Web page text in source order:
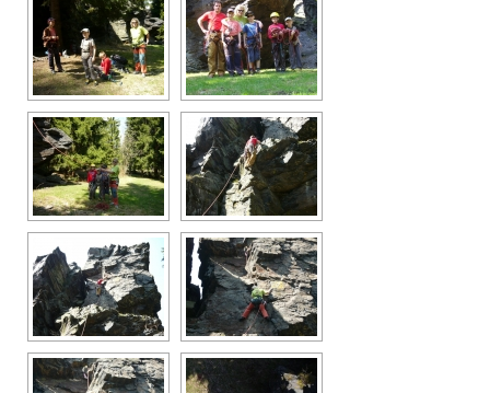
2016
2015
2014
2013
2012
2011
2010
2009
2008